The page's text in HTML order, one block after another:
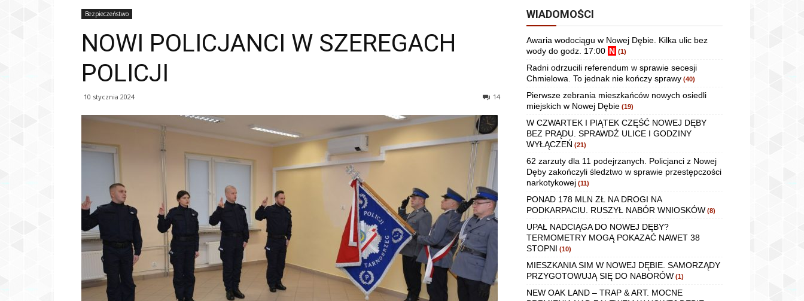
Bezpieczeństwo
NOWI POLICJANCI W SZEREGACH
POLICJI
10 stycznia 2024 14
WIADOMOŚCI
Awaria wodociągu w Nowej Dębie. Kilka ulic bez
wody do godz. 17:00 N (1)
Radni odrzucili referendum w sprawie secesji
Chmielowa. To jednak nie kończy sprawy (40)
Pierwsze zebrania mieszkańców nowych osiedli
miejskich w Nowej Dębie (19)
W CZWARTEK I PIĄTEK CZĘŚĆ NOWEJ DĘBY
BEZ PRĄDU. SPRAWDŹ ULICE I GODZINY
WYŁĄCZEŃ (21)
62 zarzuty dla 11 podejrzanych. Policjanci z Nowej
Dęby zakończyli śledztwo w sprawie przestępczości
narkotykowej (11)
PONAD 178 MLN ZŁ NA DROGI NA
PODKARPACIU. RUSZYŁ NABÓR WNIOSKÓW (8)
UPAŁ NADCIĄGA DO NOWEJ DĘBY?
TERMOMETRY MOGĄ POKAZAĆ NAWET 38
STOPNI (10)
MIESZKANIA SIM W NOWEJ DĘBIE. SAMORZĄDY
PRZYGOTOWUJĄ SIĘ DO NABORÓW (1)
NEW OAK LAND – TRAP & ART. MOCNE